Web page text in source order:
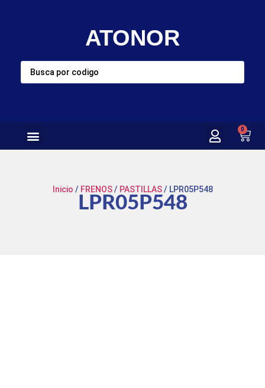
ATONOR
0
Inicio / FRENOS/ PASTILLAS/ LPR05P548
LPR05P548